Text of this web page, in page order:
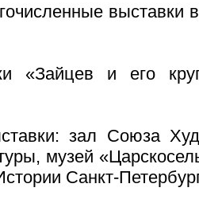
«Зайцев и его
зал Союза
музей
Санкт-